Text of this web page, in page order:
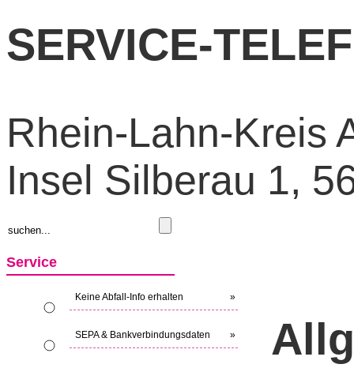
SERVICE-
Rhein-Lahn-Kreis
Insel Silberau 1,
Service
Keine Abfall-Info erhalten »
SEPA & Bankverbindungsdaten »